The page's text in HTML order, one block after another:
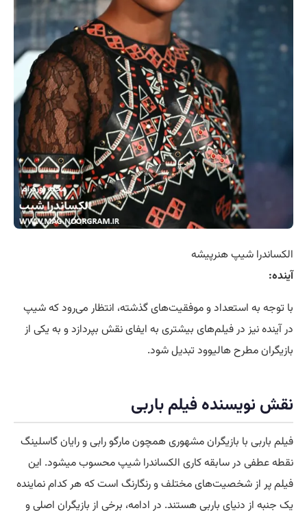
الکساندرا شیپ هنرپیشه
آینده:
با توجه به استعداد و موفقیت‌های گذشته، انتظار می‌رود که شیپ
در آینده نیز در فیلم‌های بیشتری به ایفای نقش بپردازد و به یکی از
بازیگران مطرح هالیوود تبدیل شود.
نقش نویسنده فیلم باربی
فیلم باربی با بازیگران مشهوری همچون مارگو رابی و رایان گاسلینگ
نقطه عطفی در سابقه کاری الکساندرا شیپ محسوب میشود. این
فیلم پر از شخصیت‌های مختلف و رنگارنگ است که هر کدام نماینده
یک جنبه از دنیای باربی هستند. در ادامه، برخی از بازیگران اصلی و